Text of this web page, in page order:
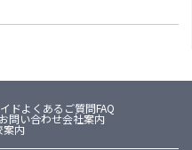
ドよくあるご質問FAQ
お問い合わせ会社案内
案内